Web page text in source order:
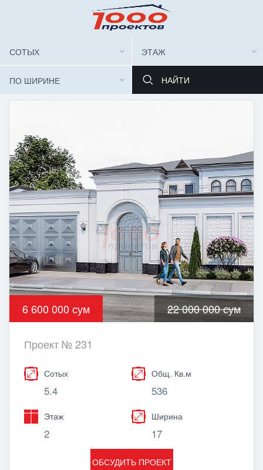
СОТЫХ ЭТАЖ
ПО ШИРИНЕ
6 600 000 сум 22 000 000 сум
Проект № 231
Сотых
5.4
Общ. Кв.м
536
Этаж
2
Ширина
17
ОБСУДИТЬ ПРОЕКТ